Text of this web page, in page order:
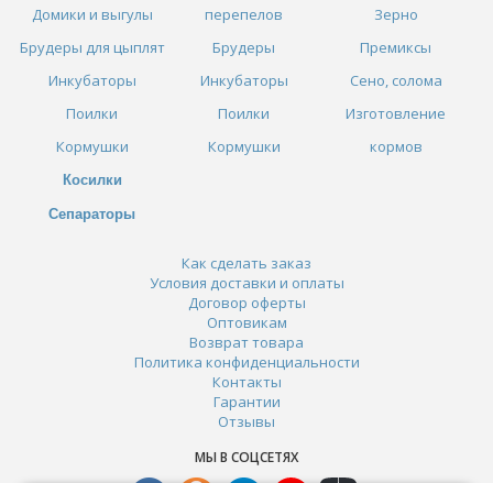
Домики и выгулы
Брудеры для цыплят
Инкубаторы
Поилки
Кормушки
Косилки
Сепараторы
перепелов
Брудеры
Инкубаторы
Поилки
Кормушки
Зерно
Премиксы
Сено, солома
Изготовление
кормов
Как сделать заказ
Условия доставки и оплаты
Договор оферты
Оптовикам
Возврат товара
Политика конфиденциальности
Контакты
Гарантии
Отзывы
МЫ В СОЦСЕТЯХ